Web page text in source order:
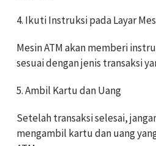
4. Ikuti Instruksi pada Layar
Mesin ATM akan memberi
sesuai dengan jenis transaksi
5. Ambil Kartu dan Uang
Setelah transaksi selesai,
mengambil kartu dan uang